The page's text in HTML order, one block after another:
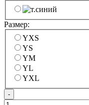
Размер:
YXS
YS
YM
YL
YXL
-